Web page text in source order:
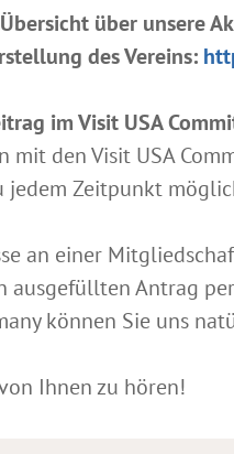
über unsere
des Vereins:
im Visit USA
mit den Visit USA
jedem Zeitpunkt
an einer
ausgefüllten Antrag
können Sie uns
Ihnen zu hören!